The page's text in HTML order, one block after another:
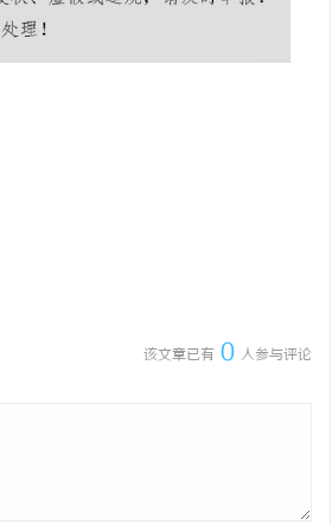
该文章已有 0 人参与评论
革新驱动下的化工装备展：引领行业未来发展